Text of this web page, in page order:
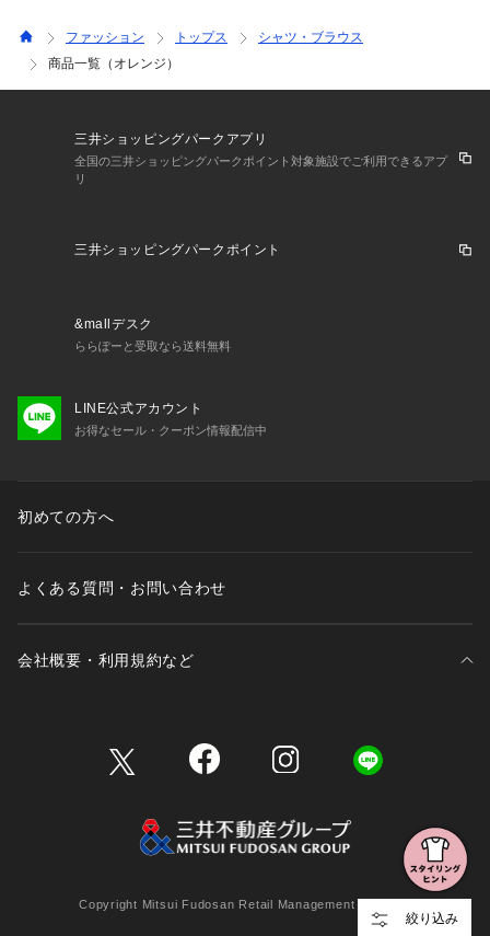
絞り込み
ファッション トップス
シャツ・ブラウス
商品一覧（オレンジ）
三井ショッピングパークアプリ
全国の三井ショッピングパークポイント対象施設でご利用できるアプ
リ
三井ショッピングパークポイント
&mallデスク
ららぽーと受取なら送料無料
LINE公式アカウント
お得なセール・クーポン情報配信中
初めての方へ
よくある質問・お問い合わせ
会社概要・利用規約など
Copyright Mitsui Fudosan Retail Management Co., Ltd.